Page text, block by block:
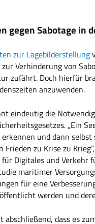
gegen Sabotage in
zur Lagebilderstellung
Verhinderung von
zufährt. Doch hierfür
anzuwenden.
eindeutig die
„Ein
und dann
Frieden zu Krise zu
Digitales und Verkehr
maritimer
für eine
werden und
abschließend, dass es